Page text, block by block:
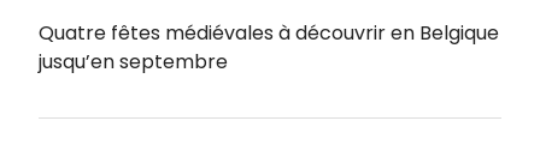
Quatre fêtes médiévales à découvrir en Belgique
jusqu’en septembre